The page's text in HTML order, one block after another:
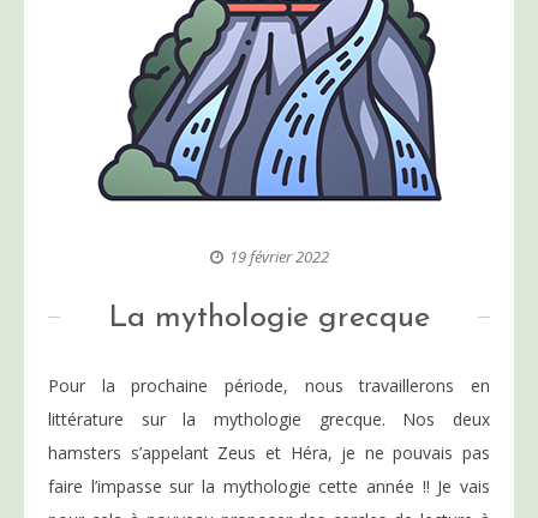
19 février 2022
La mythologie grecque
Pour la prochaine période, nous travaillerons en
littérature sur la mythologie grecque. Nos deux
hamsters s’appelant Zeus et Héra, je ne pouvais pas
faire l’impasse sur la mythologie cette année !! Je vais